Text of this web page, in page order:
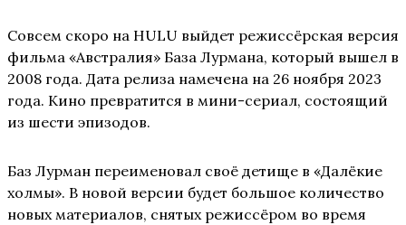
Совсем скоро на HULU выйдет режиссёрская версия
фильма «Австралия» База Лурмана, который вышел в
2008 года. Дата релиза намечена на 26 ноября 2023
года. Кино превратится в мини-сериал, состоящий
из шести эпизодов.
Баз Лурман переименовал своё детище в «Далёкие
холмы». В новой версии будет большое количество
новых материалов, снятых режиссёром во время